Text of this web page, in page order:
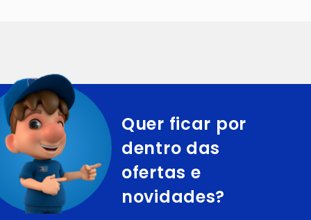
Quer ficar por
dentro das
ofertas e
novidades?